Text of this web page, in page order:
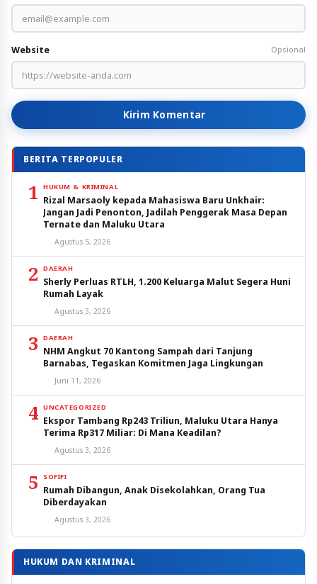
Website Opsional
Kirim Komentar
BERITA TERPOPULER
1 HUKUM & KRIMINAL
Rizal Marsaoly kepada Mahasiswa Baru Unkhair:
Jangan Jadi Penonton, Jadilah Penggerak Masa Depan
Ternate dan Maluku Utara
Agustus 5, 2026
2 DAERAH
Sherly Perluas RTLH, 1.200 Keluarga Malut Segera Huni
Rumah Layak
Agustus 3, 2026
3 DAERAH
NHM Angkut 70 Kantong Sampah dari Tanjung
Barnabas, Tegaskan Komitmen Jaga Lingkungan
Juni 11, 2026
4 UNCATEGORIZED
Ekspor Tambang Rp243 Triliun, Maluku Utara Hanya
Terima Rp317 Miliar: Di Mana Keadilan?
Agustus 3, 2026
5 SOFIFI
Rumah Dibangun, Anak Disekolahkan, Orang Tua
Diberdayakan
Agustus 3, 2026
HUKUM DAN KRIMINAL